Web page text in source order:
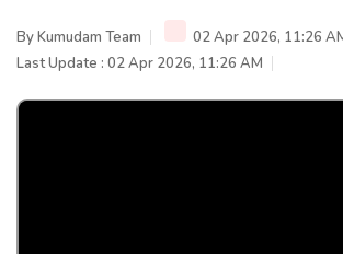
ByKumudam Team
02 Apr 2026, 11:26
Last Update : 02 Apr 2026, 11:26 AM